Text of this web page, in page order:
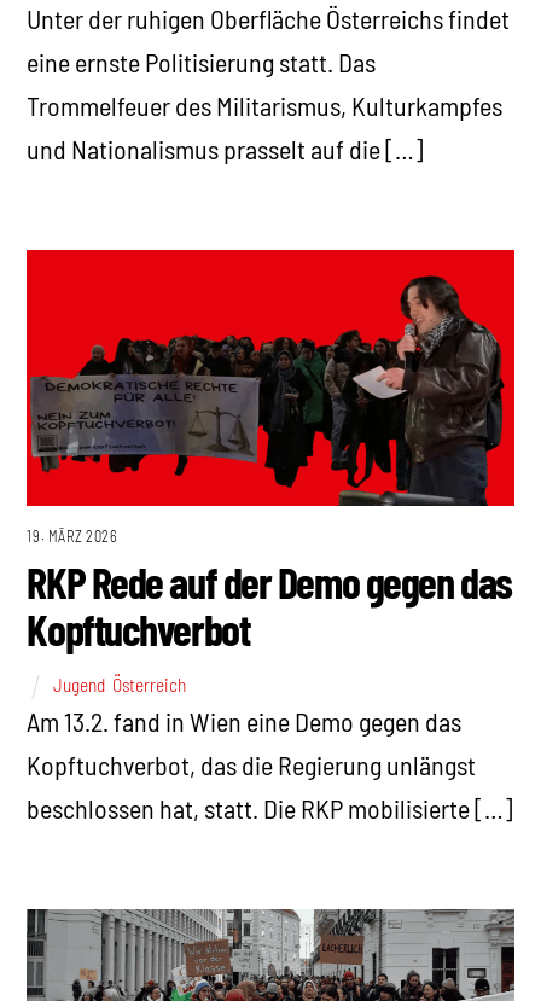
Unter der ruhigen Oberfläche Österreichs findet
eine ernste Politisierung statt. Das
Trommelfeuer des Militarismus, Kulturkampfes
und Nationalismus prasselt auf die […]
19. MÄRZ 2026
RKP Rede auf der Demo gegen das
Kopftuchverbot
Jugend Österreich
Am 13.2. fand in Wien eine Demo gegen das
Kopftuchverbot, das die Regierung unlängst
beschlossen hat, statt. Die RKP mobilisierte […]